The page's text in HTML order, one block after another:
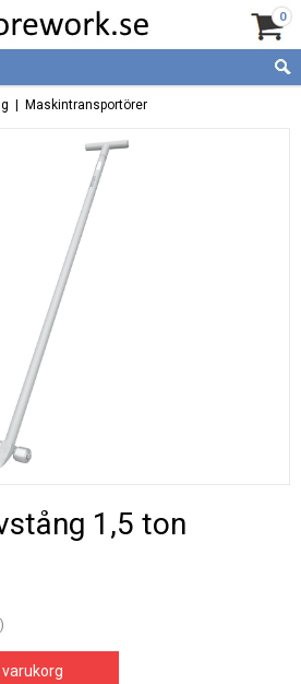
0
Maskintransportörer
1,5 ton
varukorg